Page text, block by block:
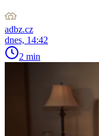
adbz.cz
dnes, 14:42
2 min